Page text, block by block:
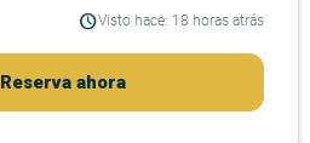
Visto hace: 18 horas atrás
Reserva ahora